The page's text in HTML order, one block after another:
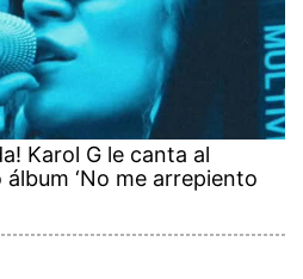
Karol G le canta al
‘No me arrepiento